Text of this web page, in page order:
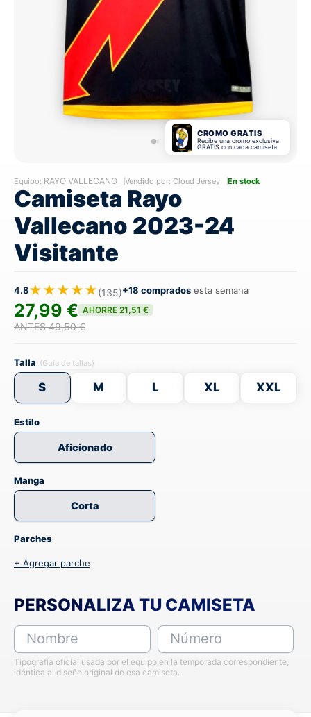
CROMO GRATIS
Recibe una cromo exclusiva
GRATIS con cada camiseta
Equipo: RAYO VALLECANO Vendido por: Cloud Jersey En stock
Camiseta Rayo
Vallecano 2023-24
Visitante
4.8★★★★★(135)+18 comprados esta semana
27,99 € AHORRE 21,51 €
ANTES 49,50 €
Talla (Guía de tallas)
S M L XL XXL
Estilo
Aficionado
Manga
Corta
Parches
+ Agregar parche
PERSONALIZA TU CAMISETA
Nombre Número
Tipografía oficial usada por el equipo en la temporada correspondiente,
idéntica al diseño original de esa camiseta.